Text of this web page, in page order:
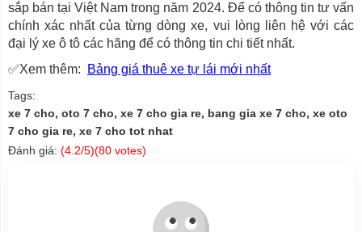
sắp bán tại Việt Nam trong năm 2024. Để có thông tin tư vấn
chính xác nhất của từng dòng xe, vui lòng liên hệ với các
đại lý xe ô tô các hãng để có thông tin chi tiết nhất.
✅Xem thêm:
Bảng giá thuê xe tự lái mới nhất
Tags:
xe 7 cho, oto 7 cho, xe 7 cho gia re, bang gia xe 7 cho, xe oto
7 cho gia re, xe 7 cho tot nhat
Đánh giá: (4.2/5)(80 votes)